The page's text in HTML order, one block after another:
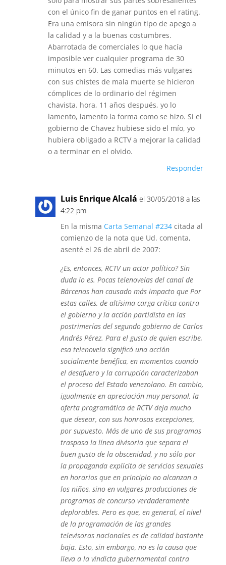
con el único fin de ganar puntos en el rating.
Era una emisora sin ningún tipo de apego a
la calidad y a la buenas costumbres.
Abarrotada de comerciales lo que hacía
imposible ver cualquier programa de 30
minutos en 60. Las comedias más vulgares
con sus chistes de mala muerte se hicieron
cómplices de lo ordinario del régimen
chavista. hora, 11 años después, yo lo
lamento, lamento la forma como se hizo. Si el
gobierno de Chavez hubiese sido el mío, yo
hubiera obligado a RCTV a mejorar la calidad
o a terminar en el olvido.
Responder
Luis Enrique Alcalá el 30/05/2018 a las
4:22 pm
En la misma Carta Semanal #234citada al
comienzo de la nota que Ud. comenta,
asenté el 26 de abril de 2007:
¿Es, entonces, RCTV un actor político? Sin
duda lo es. Pocas telenovelas del canal de
Bárcenas han causado más impacto que Por
estas calles, de altísima carga crítica contra
el gobierno y la acción partidista en las
postrimerías del segundo gobierno de Carlos
Andrés Pérez. Para el gusto de quien escribe,
esa telenovela significó una acción
socialmente benéfica, en momentos cuando
el desafuero y la corrupción caracterizaban
el proceso del Estado venezolano. En cambio,
igualmente en apreciación muy personal, la
oferta programática de RCTV deja mucho
que desear, con sus honrosas excepciones,
por supuesto. Más de uno de sus programas
traspasa la línea divisoria que separa el
buen gusto de la obscenidad, y no sólo por
la propaganda explícita de servicios sexuales
en horarios que en principio no alcanzan a
los niños, sino en vulgares producciones de
programas de concurso verdaderamente
deplorables. Pero es que, en general, el nivel
de la programación de las grandes
televisoras nacionales es de calidad bastante
baja. Esto, sin embargo, no es la causa que
lleva a la vindicta gubernamental contra